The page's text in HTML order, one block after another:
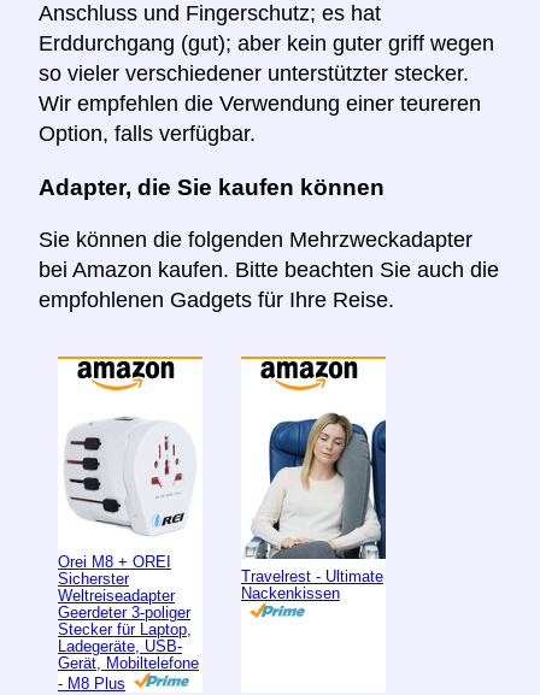
Anschluss und Fingerschutz; es hat
Erddurchgang (gut); aber kein guter griff wegen
so vieler verschiedener unterstützter stecker.
Wir empfehlen die Verwendung einer teureren
Option, falls verfügbar.
Adapter, die Sie kaufen können
Sie können die folgenden Mehrzweckadapter
bei Amazon kaufen. Bitte beachten Sie auch die
empfohlenen Gadgets für Ihre Reise.
Orei M8 + OREI
Sicherster
Weltreiseadapter
Geerdeter 3-poliger
Stecker für Laptop,
Ladegeräte, USB-
Gerät, Mobiltelefone
- M8 Plus
Travelrest - Ultimate
Nackenkissen